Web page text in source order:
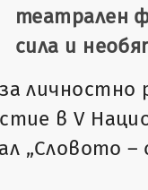
театрален
сила и
личностно
в V
„Словото –